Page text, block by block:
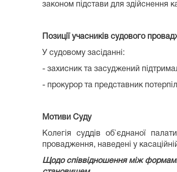
законом підстави для здійснення
Позиції учасників судового
У судовому засіданні:
- захисник та засуджений
- прокурор та представник
Мотиви Суду
Колегія суддів об`єднаної
провадження, наведені у
Щодо співвідношення між